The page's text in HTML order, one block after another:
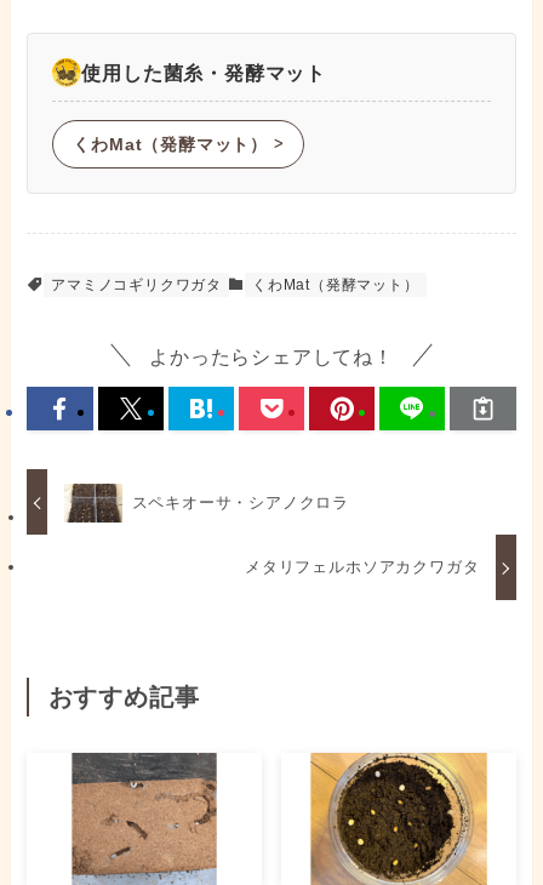
使用した菌糸・発酵マット
くわMat（発酵マット） ᐳ
アマミノコギリクワガタ くわMat（発酵マット）
よかったらシェアしてね！
スペキオーサ・シアノクロラ
メタリフェルホソアカクワガタ
おすすめ記事